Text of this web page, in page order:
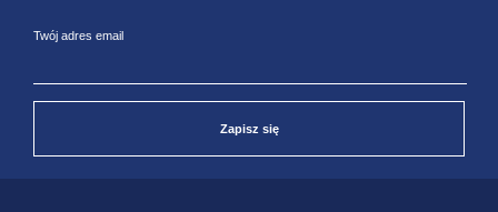
Twój adres email
Zapisz się